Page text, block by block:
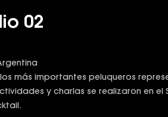
02
más importantes peluqueros
y charlas se realizaron en el